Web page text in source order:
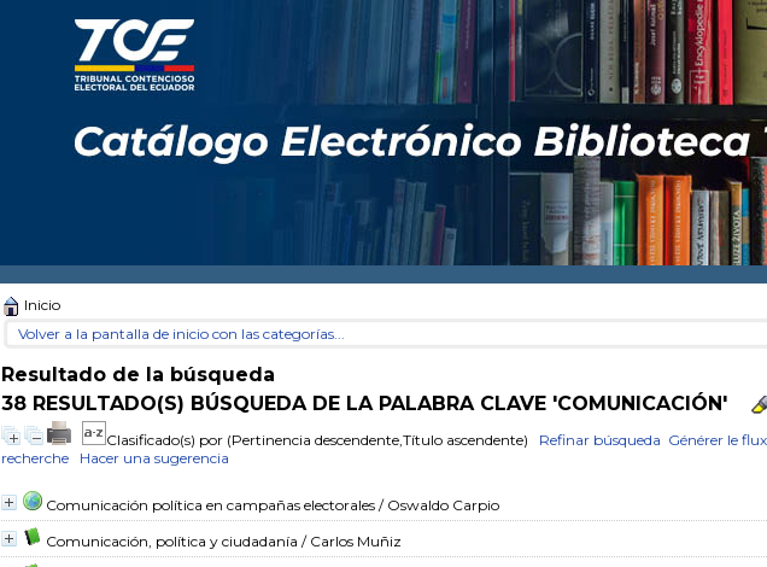
Inicio
Volver a la pantalla de inicio con las categorías...
Resultado de la búsqueda
38 RESULTADO(S) BÚSQUEDA DE LA PALABRA CLAVE 'COMUNICACIÓN'
Clasificado(s) por (Pertinencia descendente,Título ascendente) Refinar búsqueda Générer le
recherche
Hacer una sugerencia
Comunicación política en campañas electorales/ Oswaldo Carpio
Comunicación, política y ciudadanía / Carlos Muñiz